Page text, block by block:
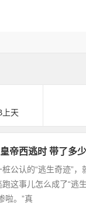
上天
帝西逃时 带了多少
公认的“逃生奇迹”
这事儿怎么成了“逃
啦。”真